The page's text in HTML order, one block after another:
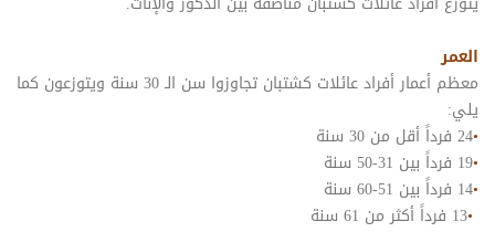
العمر
معظم أعمار أفراد عائلات كشتبان تجاوزوا سن الـ 30 سنة ويتوزعون كما
يلي:
•24 فرداً أقل من 30 سنة
•19 فرداً بين 31-50 سنة
•14 فرداً بين 51-60 سنة
•13 فرداً أكثر من 61 سنة